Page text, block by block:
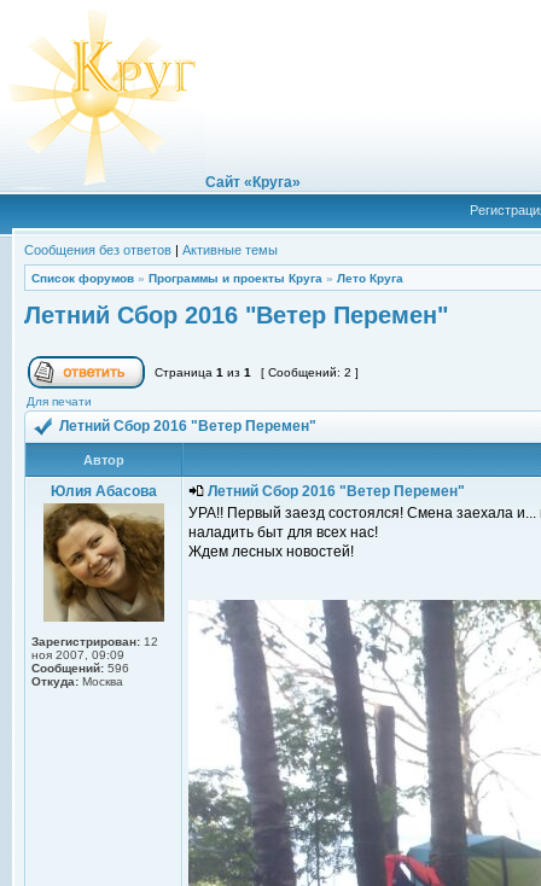
Сайт «Круга»
Сообщения без ответов | Активные темы
Список форумов » Программы и проекты Круга » Лето Круга
Летний Сбор 2016 "Ветер Перемен"
Страница 1 из 1 [ Сообщений: 2 ]
Для печати
Летний Сбор 2016 "Ветер Перемен"
Автор
Юлия Абасова
Зарегистрирован: 12
ноя 2007, 09:09
Сообщений: 596
Откуда: Москва
Летний Сбор 2016 "Ветер Перемен"
УРА!! Первый заезд состоялся! Смена заехала
наладить быт для всех нас!
Ждем лесных новостей!